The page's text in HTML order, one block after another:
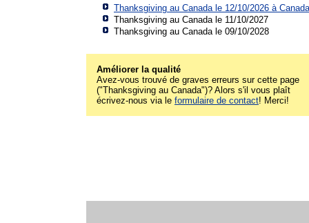
Thanksgiving au Canada le 12/10/2026 à Canada
Thanksgiving au Canada le 11/10/2027
Thanksgiving au Canada le 09/10/2028
Améliorer la qualité
Avez-vous trouvé de graves erreurs sur cette page
("Thanksgiving au Canada")? Alors s'il vous plaît
écrivez-nous via le formulaire de contact! Merci!